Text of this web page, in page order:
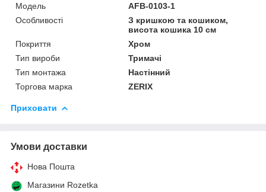
Мoдель
AFB-0103-1
Особливості
З кришкою та кошиком,
висота кошика 10 см
Покриття
Хром
Тип вироби
Тримачі
Тип монтажа
Настінний
Торгова марка
ZERIX
Приховати
Умови доставки
Нова Пошта
Магазини Rozetka